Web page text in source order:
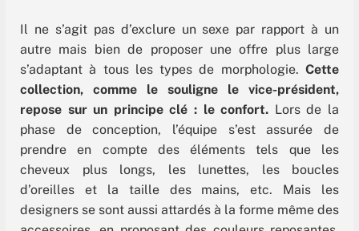
Il ne s’agit pas d’exclure un sexe par rapport à un
autre mais bien de proposer une offre plus large
s’adaptant à tous les types de morphologie. Cette
collection, comme le souligne le vice-président,
repose sur un principe clé : le confort. Lors de la
phase de conception, l’équipe s’est assurée de
prendre en compte des éléments tels que les
cheveux plus longs, les lunettes, les boucles
d’oreilles et la taille des mains, etc. Mais les
designers se sont aussi attardés à la forme même des